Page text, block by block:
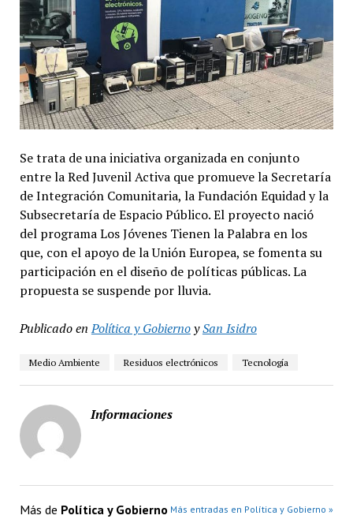
Se trata de una iniciativa organizada en conjunto
entre la Red Juvenil Activa que promueve la Secretaría
de Integración Comunitaria, la Fundación Equidad y la
Subsecretaría de Espacio Público. El proyecto nació
del programa Los Jóvenes Tienen la Palabra en los
que, con el apoyo de la Unión Europea, se fomenta su
participación en el diseño de políticas públicas. La
propuesta se suspende por lluvia.
Publicado en Política y GobiernoySan Isidro
Medio Ambiente Residuos electrónicos Tecnología
Informaciones
Más de Política y Gobierno Más entradas en Política y Gobierno »